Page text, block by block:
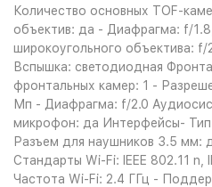
Количество основных TOF-
объектив: да - Диафрагма: f/
широкоугольного объектива:
Вспышка: светодиодная
фронтальных камер: 1 -
Мп - Диафрагма: f/2.0
микрофон: да Интерфейсы- Тип
Разъем для наушников 3.5 мм:
Стандарты Wi-Fi: IEEE 802.11 n,
Частота Wi-Fi: 2.4 ГГц -